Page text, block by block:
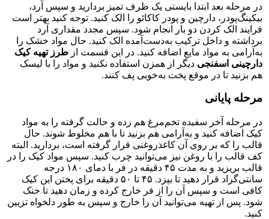
در مرحله بعد ابتدا بایستی یک ظرف تمیز بردارید و سپس آرد،
بیکینگ‌پودر، دارچین و پودر کاکائو را الک کنید. توجه کنید بهتر است
فرایند الک کردن دو بار انجام شود. سپس مجدد مقداری آرد
برداشته و داخل ترکیب به‌دست‌آمده الک کنید. حال مواد خشک را
به‌آرامی به مواد مایع اضافه کنید. در این قسمت از طرز تهیه کیک
دارچینی اسفنجی دیگر از همزن استفاده نکنید و مواد را با لیسک
هم بزنید تا در موقع پخت به‌خوبی پف کنند.
مرحله پایانی
در مرحله آخر سفیده تخم‌مرغ هم زده و حالت گرفته را به مواد
کیک اضافه کنید و به‌آرامی هم بزنید تا با هم مخلوط شوند. حال
قالب را که بر روی آن کاغذروغنی قرار گرفته است، بردارید. البته
کف قالب را با روغن نیز می‌توانید چرب کنید. سپس مواد کیک را در
قالب بریزید و به مدت ۴۵ دقیقه در فر با دمای ۱۸۰ درجه
سانتی‌گراد قرار دهید تا بپزد. ۴۵ تا ۵۰ دقیقه برای پختن این کیک
کافی است و سپس آن را از فر خارج کرده و زمان دهید تا خنک
شود. پس از تهیه می‌توانید آن را خارج و سپس به طور دلخواه تزیین
کنید.